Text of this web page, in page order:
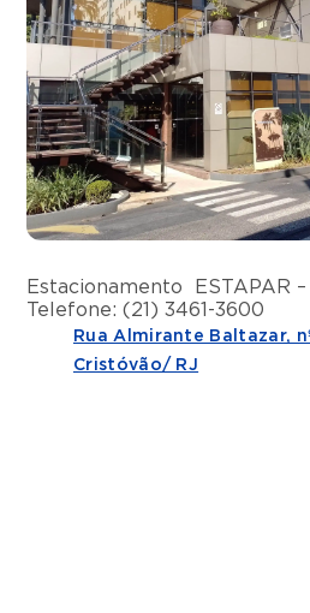
Estacionamento ESTAPAR
Telefone: (21) 3461-3600
Rua Almirante Baltazar,
Cristóvão/ RJ